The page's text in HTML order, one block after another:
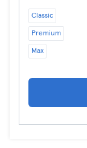
Classic
Premium
Max